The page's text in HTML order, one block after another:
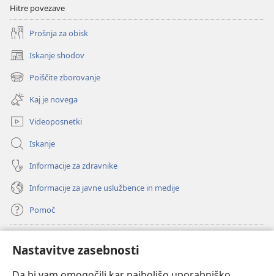
Nastavitve zasebnosti
Hitre povezave
Prošnja za obisk
Iskanje shodov
(odpre
novo
okno)
Poiščite zborovanje
(odpre
novo
okno)
Kaj je novega
Videoposnetki
Iskanje
Informacije za zdravnike
Informacije za javne uslužbence in medije
Pomoč
(odpre
novo
okno)